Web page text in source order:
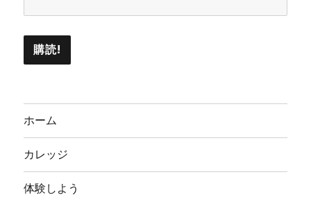
ホーム
カレッジ
体験しよう